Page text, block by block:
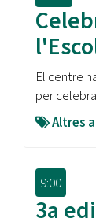
El centre
per
Altres
9:00
3a